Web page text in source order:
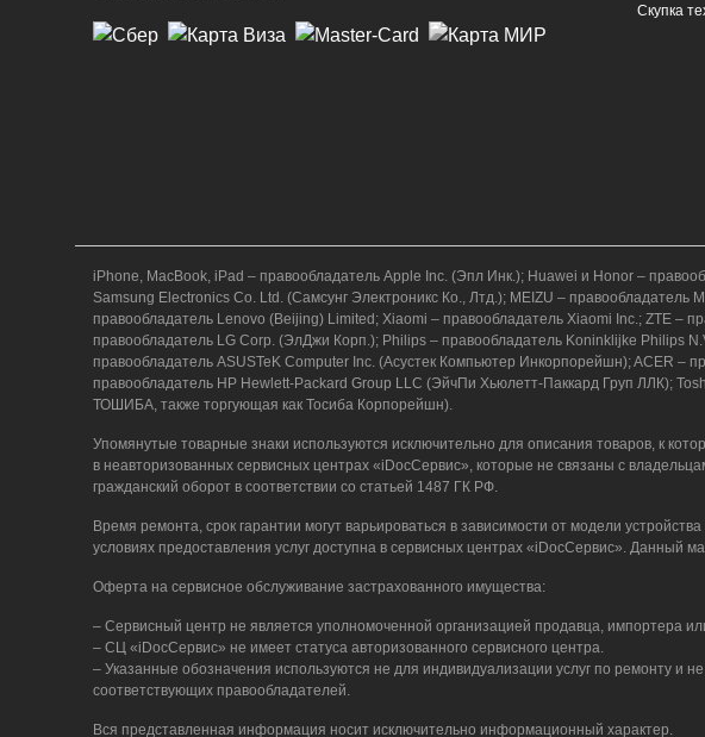
8 (964) 914-44-74(с 9:00 до 20:00)
г. Новороссийск, ул. Котанова, 4
8 (964) 914-44-74(с 9:00 до 20:00)
г. Новороссийск, пр-кт Ленина, 44
Скупка
iPhone, MacBook, iPad – правообладатель Apple Inc. (Эпл Инк.); Huawei и Honor –
Samsung Electronics Co. Ltd. (Самсунг Электроникс Ко., Лтд.); MEIZU –
правообладатель Lenovo (Beijing) Limited; Xiaomi – правообладатель Xiaomi Inc.; ZTE
правообладатель LG Corp. (ЭлДжи Корп.); Philips – правообладатель Koninklijke Philips
правообладатель ASUSTeK Computer Inc. (Асустек Компьютер Инкорпорейшн); ACER –
правообладатель HP Hewlett-Packard Group LLC (ЭйчПи Хьюлетт-Паккард Груп ЛЛК);
ТОШИБА, также торгующая как Тосиба Корпорейшн).
Упомянутые товарные знаки используются исключительно для описания товаров, к
в неавторизованных сервисных центрах «iDocСервис», которые не связаны с
гражданский оборот в соответствии со статьей 1487 ГК РФ.
Время ремонта, срок гарантии могут варьироваться в зависимости от модели
условиях предоставления услуг доступна в сервисных центрах «iDocСервис». Данный
Оферта на сервисное обслуживание застрахованного имущества:
– Сервисный центр не является уполномоченной организацией продавца, импортера
– СЦ «iDocСервис» не имеет статуса авторизованного сервисного центра.
– Указанные обозначения используются не для индивидуализации услуг по ремонту и
соответствующих правообладателей.
Вся представленная информация носит исключительно информационный характер.